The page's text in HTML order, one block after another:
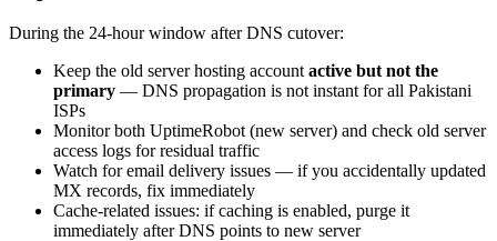
During the 24-hour window after DNS cutover:
Keep the old server hosting account active but not the
primary — DNS propagation is not instant for all Pakistani
ISPs
Monitor both UptimeRobot (new server) and check old server
access logs for residual traffic
Watch for email delivery issues — if you accidentally updated
MX records, fix immediately
Cache-related issues: if caching is enabled, purge it
immediately after DNS points to new server